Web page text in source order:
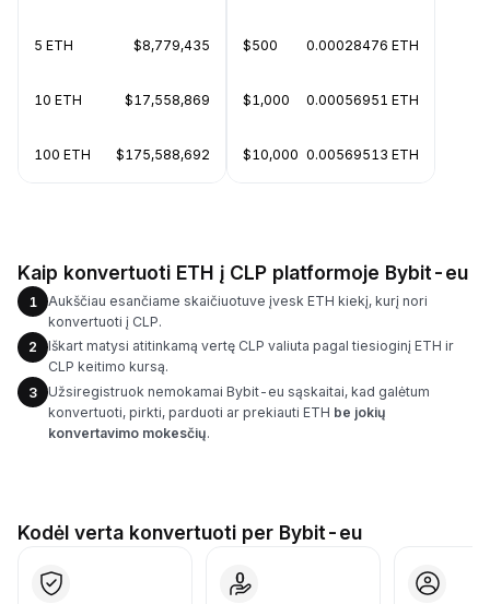
5 ETH $8,779,435
10 ETH $17,558,869
100 ETH $175,588,692
$500 0.00028476 ETH
$1,000 0.00056951 ETH
$10,000 0.00569513 ETH
Kaip konvertuoti ETH į CLP platformoje Bybit-eu
1
Aukščiau esančiame skaičiuotuve įvesk ETH kiekį, kurį nori
konvertuoti į CLP.
2
Iškart matysi atitinkamą vertę CLP valiuta pagal tiesioginį ETH ir
CLP keitimo kursą.
3
Užsiregistruok nemokamai Bybit-eu sąskaitai, kad galėtum
konvertuoti, pirkti, parduoti ar prekiauti ETH be jokių
konvertavimo mokesčių.
Kodėl verta konvertuoti per Bybit-eu